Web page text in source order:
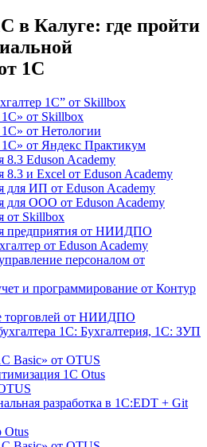
в Калуге: где пройти
1С
1С” от Skillbox
от Skillbox
от Нетологии
от Яндекс Практикум
8.3 Eduson Academy
8.3 и Excel от Eduson Academy
для ИП от Eduson Academy
для ООО от Eduson Academy
от Skillbox
предприятия от НИИДПО
от Eduson Academy
персоналом от
и программирование от Контур
торговлей от НИИДПО
1С: Бухгалтерия, 1С: ЗУП
Basic» от OTUS
1С Otus
разработка в 1С:EDT + Git
Otus